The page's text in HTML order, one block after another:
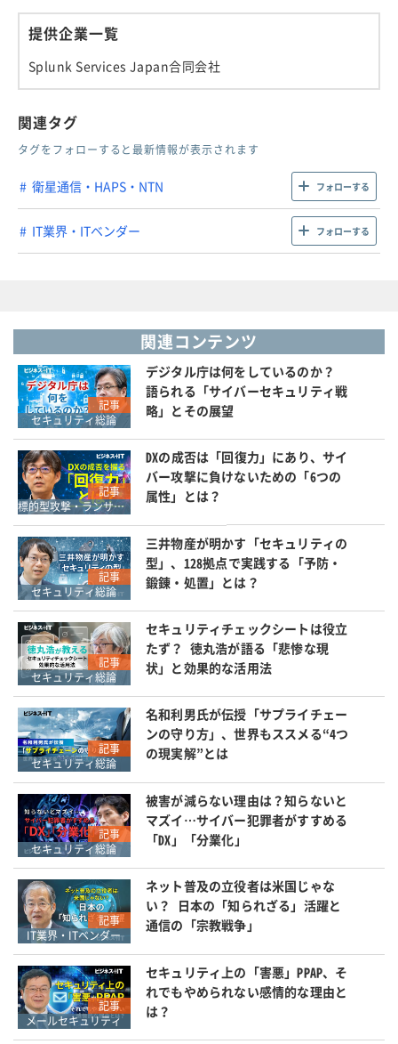
提供企業一覧
Splunk Services Japan合同会社
関連タグ
タグをフォローすると最新情報が表示されます
衛星通信・HAPS・NTN フォローする
IT業界・ITベンダー フォローする
関連コンテンツ
記事
セキュリティ総論
デジタル庁は何をしているのか？
語られる「サイバーセキュリティ戦
略」とその展望
記事
標的型攻撃・ランサムウェア対策
DXの成否は「回復力」にあり、サイ
バー攻撃に負けないための「6つの
属性」とは？
記事
セキュリティ総論
三井物産が明かす「セキュリティの
型」、128拠点で実践する「予防・
鍛錬・処置」とは？
記事
セキュリティ総論
セキュリティチェックシートは役立
たず？ 徳丸浩が語る「悲惨な現
状」と効果的な活用法
記事
セキュリティ総論
名和利男氏が伝授「サプライチェー
ンの守り方」、世界もススメる“4つ
の現実解”とは
記事
セキュリティ総論
被害が減らない理由は？知らないと
マズイ…サイバー犯罪者がすすめる
「DX」「分業化」
記事
IT業界・ITベンダー
ネット普及の立役者は米国じゃな
い？ 日本の「知られざる」活躍と
通信の「宗教戦争」
記事
メールセキュリティ
セキュリティ上の「害悪」PPAP、そ
れでもやめられない感情的な理由と
は？